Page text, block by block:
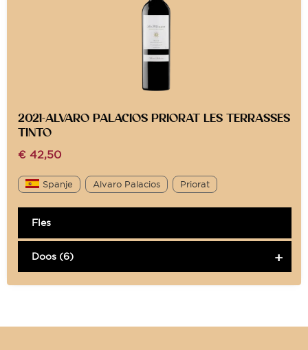
2021-ALVARO PALACIOS PRIORAT LES TERRASSES
TINTO
€ 42,50
Spanje Alvaro Palacios Priorat
Fles
Doos (6)